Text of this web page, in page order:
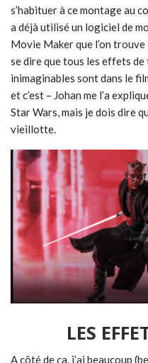
s’habituer à ce montage au
a déjà utilisé un logiciel de
Movie Maker que l’on
se dire que tous les effets
inimaginables sont dans le
et c’est – Johan me l’a
Star Wars, mais je dois dire
vieillotte.
LES
A côté de ça, j’ai beaucoup